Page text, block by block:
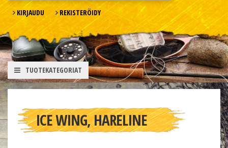
KIRJAUDU REKISTERÖIDY
TUOTEKATEGORIAT
ICE WING, HARELINE